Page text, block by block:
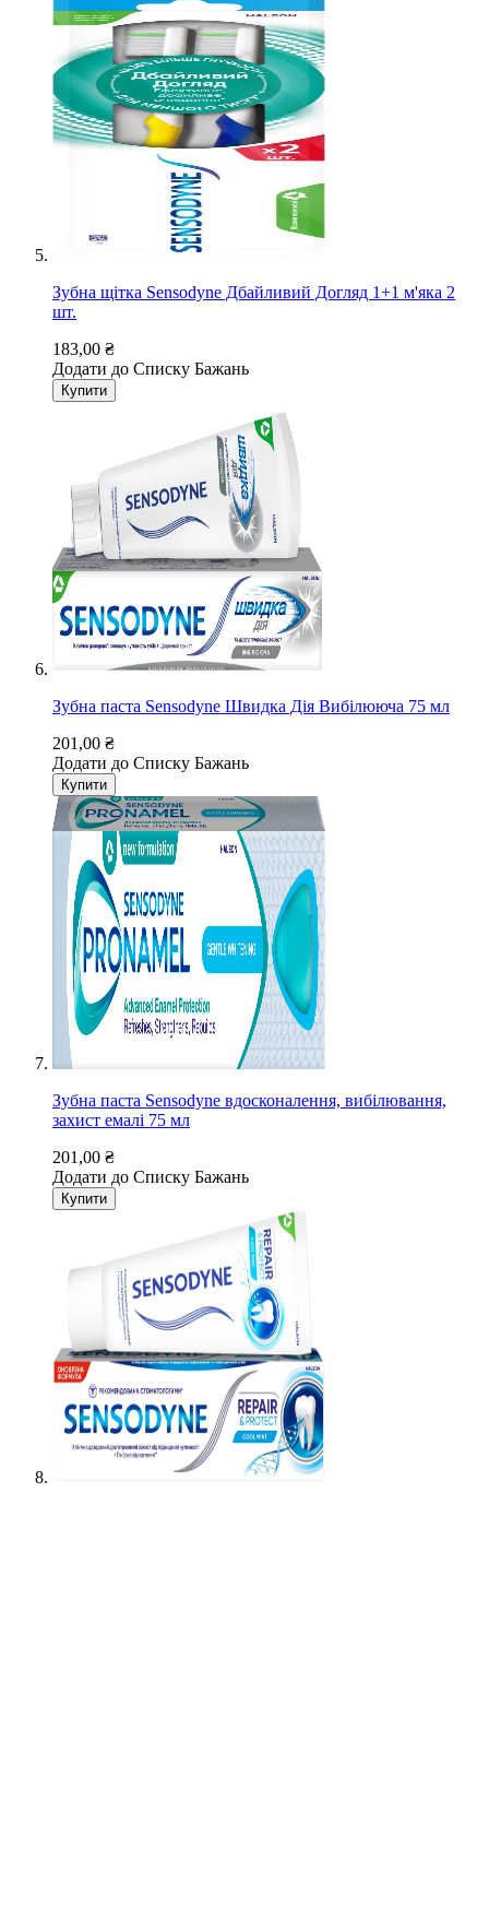
Зубна щітка Sensodyne Дбайливий Догляд 1+1 м'яка 2
шт.
183,00 ₴
Додати до Списку Бажань
Купити
Зубна паста Sensodyne Швидка Дія Вибілююча 75 мл
201,00 ₴
Додати до Списку Бажань
Купити
Зубна паста Sensodyne вдосконалення, вибілювання,
захист емалі 75 мл
201,00 ₴
Додати до Списку Бажань
Купити